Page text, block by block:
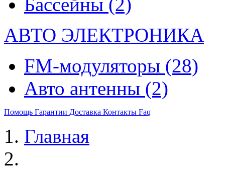
АВТО ЭЛЕКТРОНИКА
FM-модуляторы (28)
Авто антенны (2)
Помощь Гарантии Доставка Контакты Faq
Главная